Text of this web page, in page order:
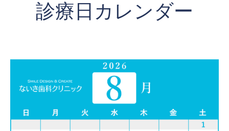
診療日カレンダー